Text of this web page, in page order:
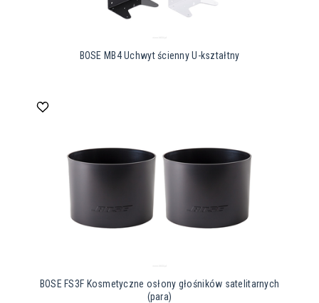
BOSE MB4 Uchwyt ścienny U-kształtny
BOSE FS3F Kosmetyczne osłony głośników satelitarnych
(para)